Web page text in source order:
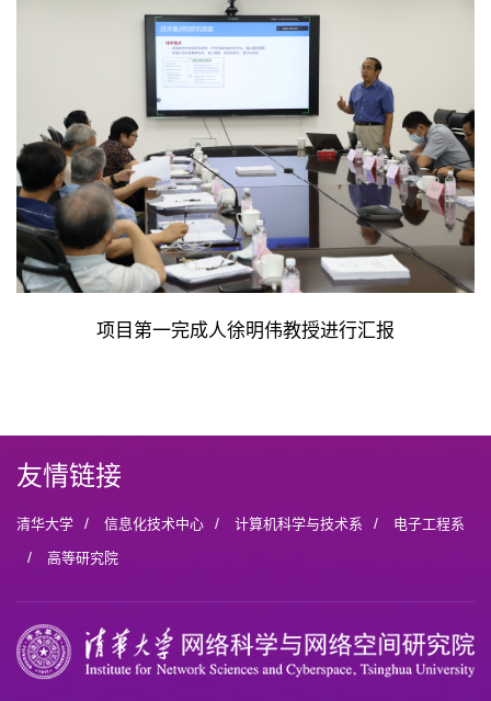
项目第一完成人徐明伟教授进行汇报
友情链接
清华大学 / 信息化技术中心 / 计算机科学与技术系 / 电子工程系
/ 高等研究院